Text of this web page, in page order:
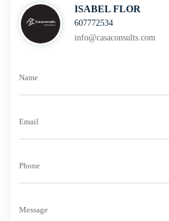
ISABEL FLOR
607772534
info@casaconsults.com
Name
Email
Phone
Message